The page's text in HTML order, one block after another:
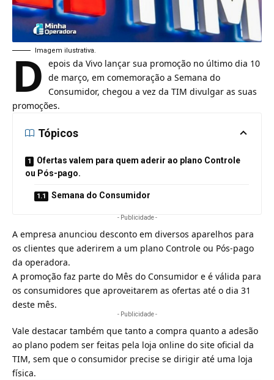
Imagem ilustrativa.
D epois da Vivo lançar sua promoção no último dia 10
de março, em comemoração a Semana do
Consumidor, chegou a vez da TIM divulgar as suas
promoções.
Tópicos
Ofertas valem para quem aderir ao plano Controle
ou Pós-pago.
Semana do Consumidor
- Publicidade -
A empresa anunciou desconto em diversos aparelhos para
os clientes que aderirem a um plano Controle ou Pós-pago
da operadora.
A promoção faz parte do Mês do Consumidor e é válida para
os consumidores que aproveitarem as ofertas até o dia 31
deste mês.
- Publicidade -
Vale destacar também que tanto a compra quanto a adesão
ao plano podem ser feitas pela loja online do site oficial da
TIM, sem que o consumidor precise se dirigir até uma loja
física.